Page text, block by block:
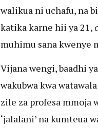
walikua ni uchafu, na
katika karne hii ya 21,
muhimu sana kwenye
Vijana wengi, baadhi
wakubwa kwa
zile za profesa mmoja
‘jalalani’ na kumteua